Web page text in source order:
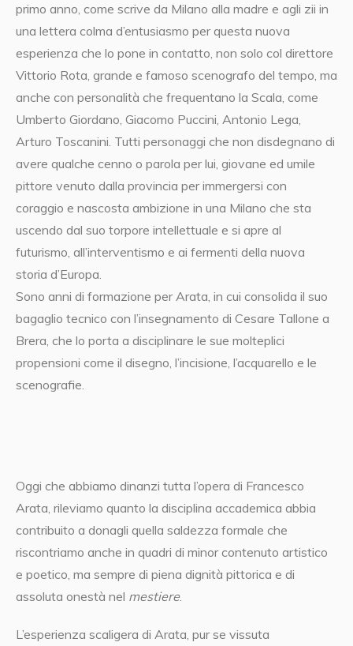
primo anno, come scrive da Milano alla madre e agli zii in
una lettera colma d’entusiasmo per questa nuova
esperienza che lo pone in contatto, non solo col direttore
Vittorio Rota, grande e famoso scenografo del tempo, ma
anche con personalità che frequentano la Scala, come
Umberto Giordano, Giacomo Puccini, Antonio Lega,
Arturo Toscanini. Tutti personaggi che non disdegnano di
avere qualche cenno o parola per lui, giovane ed umile
pittore venuto dalla provincia per immergersi con
coraggio e nascosta ambizione in una Milano che sta
uscendo dal suo torpore intellettuale e si apre al
futurismo, all’interventismo e ai fermenti della nuova
storia d’Europa.
Sono anni di formazione per Arata, in cui consolida il suo
bagaglio tecnico con l’insegnamento di Cesare Tallone a
Brera, che lo porta a disciplinare le sue molteplici
propensioni come il disegno, l’incisione, l’acquarello e le
scenografie.
Oggi che abbiamo dinanzi tutta l’opera di Francesco
Arata, rileviamo quanto la disciplina accademica abbia
contribuito a donagli quella saldezza formale che
riscontriamo anche in quadri di minor contenuto artistico
e poetico, ma sempre di piena dignità pittorica e di
assoluta onestà nel mestiere.
L’esperienza scaligera di Arata, pur se vissuta